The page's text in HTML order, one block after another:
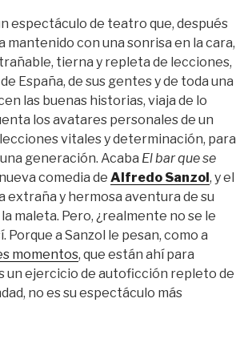
espectáculo de teatro que, después
mantenido con una sonrisa en la cara,
tierna y repleta de lecciones,
España, de sus gentes y de toda una
las buenas historias, viaja de lo
los avatares personales de un
vitales y determinación, para
generación. Acaba El bar que se
comedia de Alfredo Sanzol, y el
extraña y hermosa aventura de su
maleta. Pero, ¿realmente no se le
Porque a Sanzol le pesan, como a
momentos, que están ahí para
un ejercicio de autoficción repleto de
no es su espectáculo más